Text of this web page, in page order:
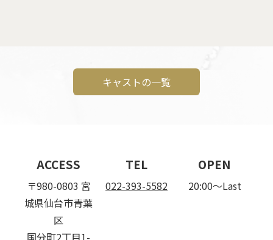
キャストの一覧
ACCESS
〒980-0803 宮
城県仙台市青葉
区
国分町2丁目1-
TEL
022-393-5582
OPEN
20:00〜Last